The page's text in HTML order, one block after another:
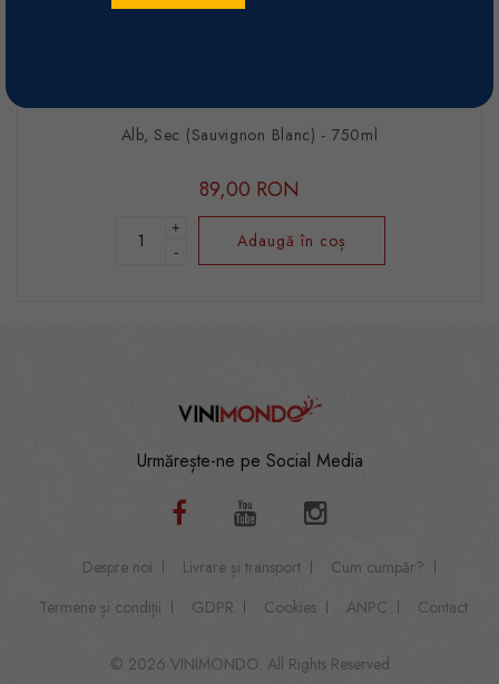
Summerhouse Sauvignon Blanc -
Alb, Sec (Sauvignon Blanc) - 750ml
89,00 RON
+
-
Adaugă în coș
Urmărește-ne pe Social Media
Despre noi Livrare și transport
Cum cumpăr?
Termene și condiții
GDPR Cookies ANPC Contact
© 2026 VINIMONDO. All Rights Reserved